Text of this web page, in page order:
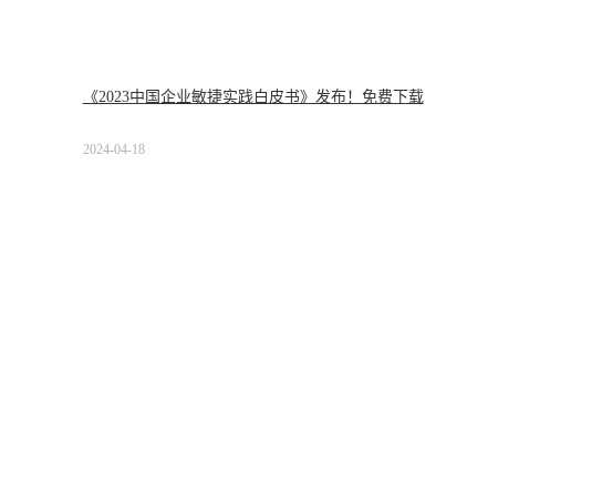
《2023中国企业敏捷实践白皮书》发布！免费下载
2024-04-18